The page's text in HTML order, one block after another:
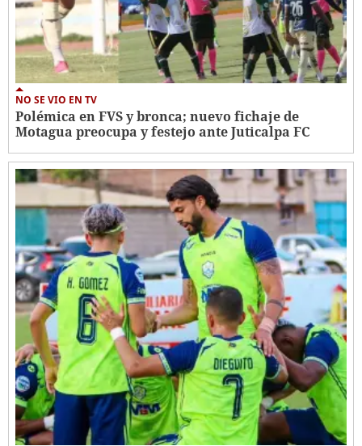
NO SE VIO EN TV
Polémica en FVS y bronca; nuevo fichaje de
Motagua preocupa y festejo ante Juticalpa FC